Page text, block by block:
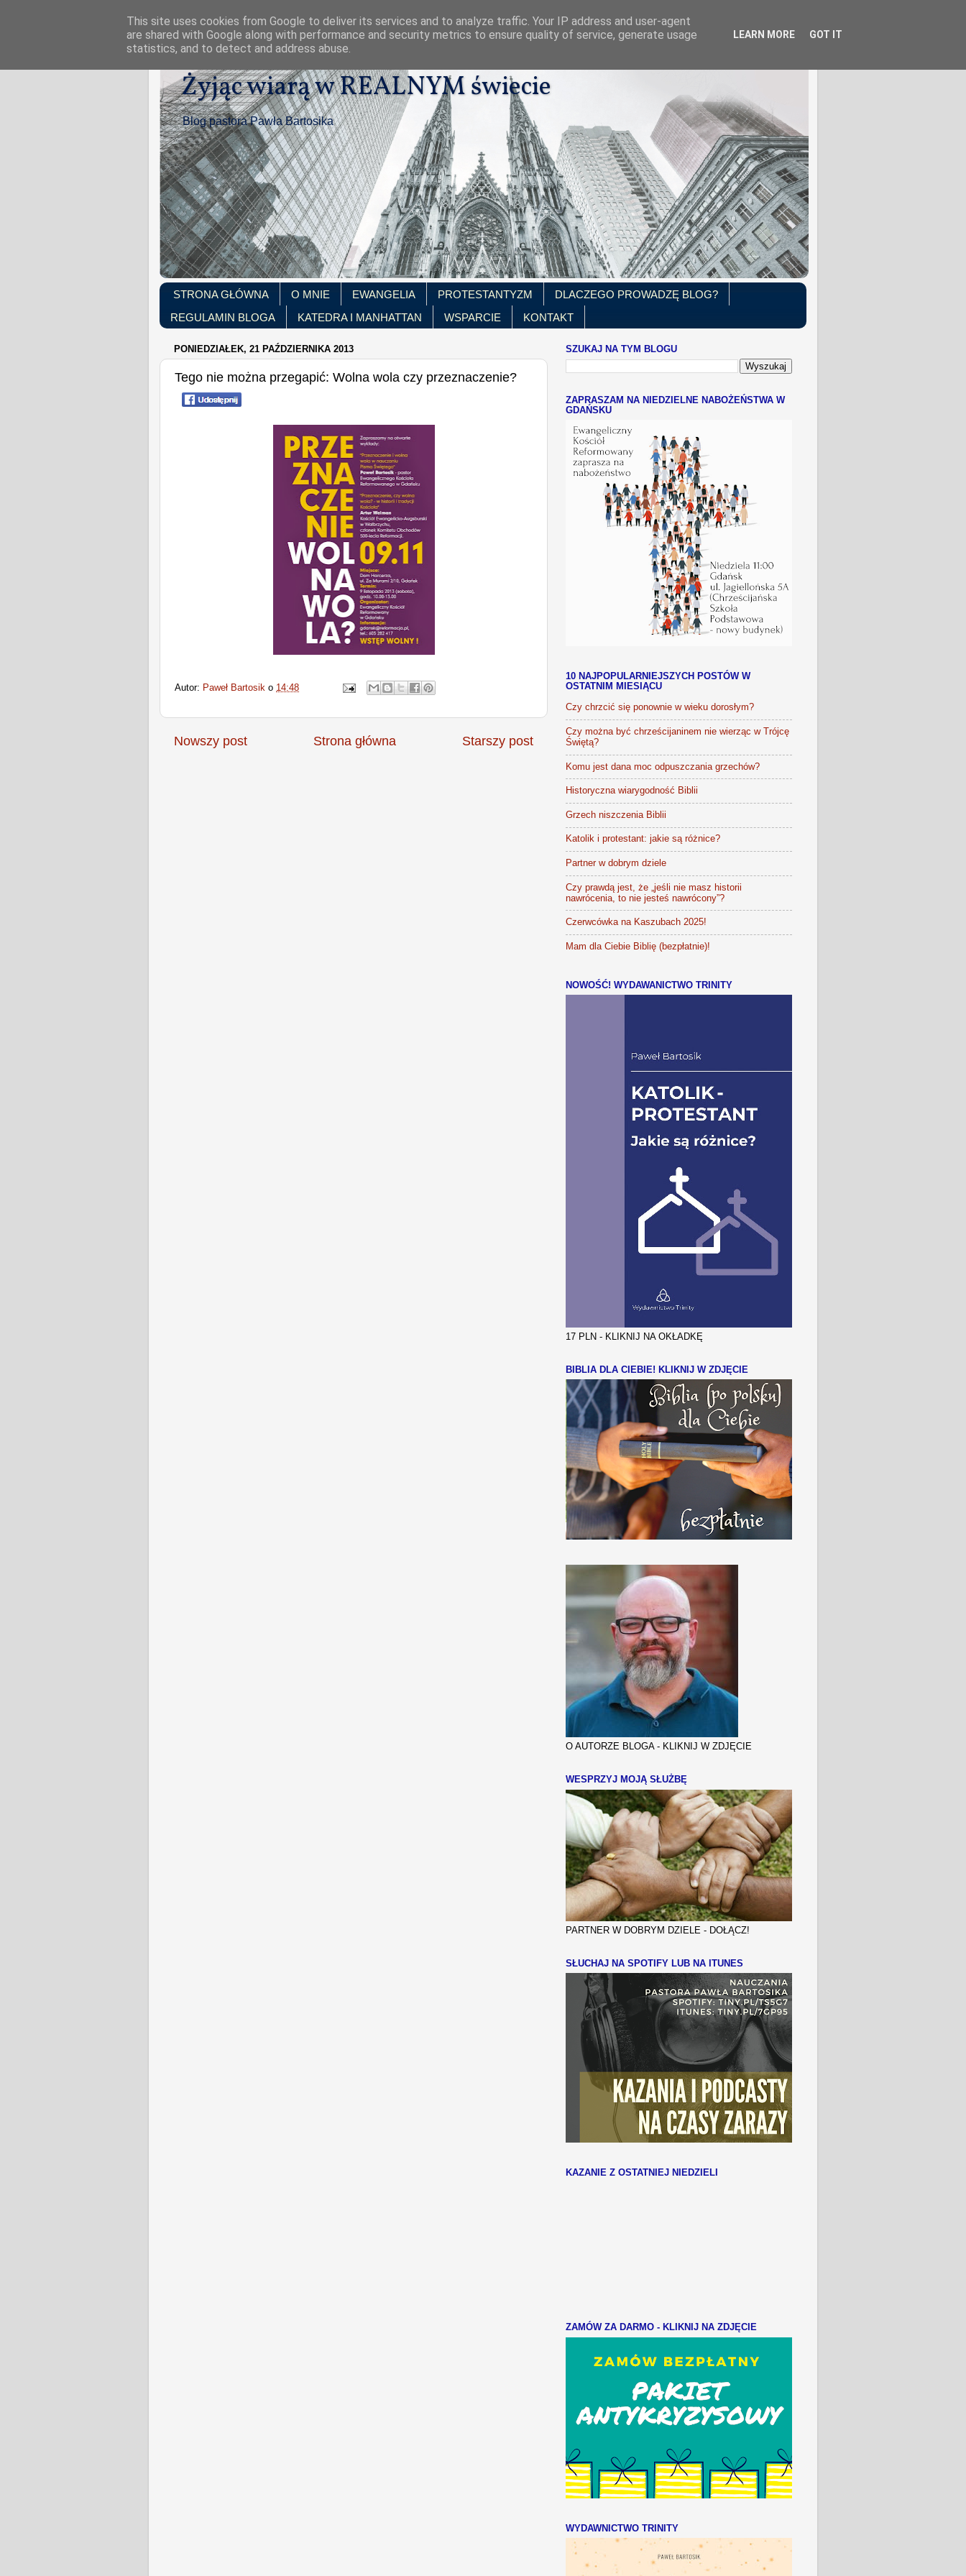
Żyjąc wiarą w REALNYM świecie
Blog pastora Pawła Bartosika
STRONA GŁÓWNA O MNIE EWANGELIA PROTESTANTYZM
DLACZEGO PROWADZĘ BLOG?
REGULAMIN BLOGA
KATEDRA I MANHATTAN WSPARCIE KONTAKT
PONIEDZIAŁEK, 21 PAŹDZIERNIKA 2013
Tego nie można przegapić: Wolna wola czy przeznaczenie?
Autor: Paweł Bartosik o 14:48
Nowszy post Starszy post
Strona główna
SZUKAJ NA TYM BLOGU
ZAPRASZAM NA NIEDZIELNE NABOŻEŃSTWA W
GDAŃSKU
10 NAJPOPULARNIEJSZYCH POSTÓW W
OSTATNIM MIESIĄCU
Czy chrzcić się ponownie w wieku dorosłym?
Czy można być chrześcijaninem nie wierząc w Trójcę
Świętą?
Komu jest dana moc odpuszczania grzechów?
Historyczna wiarygodność Biblii
Grzech niszczenia Biblii
Katolik i protestant: jakie są różnice?
Partner w dobrym dziele
Czy prawdą jest, że „jeśli nie masz historii
nawrócenia, to nie jesteś nawrócony”?
Czerwcówka na Kaszubach 2025!
Mam dla Ciebie Biblię (bezpłatnie)!
NOWOŚĆ! WYDAWANICTWO TRINITY
17 PLN - KLIKNIJ NA OKŁADKĘ
BIBLIA DLA CIEBIE! KLIKNIJ W ZDJĘCIE
O AUTORZE BLOGA - KLIKNIJ W ZDJĘCIE
WESPRZYJ MOJĄ SŁUŻBĘ
PARTNER W DOBRYM DZIELE - DOŁĄCZ!
SŁUCHAJ NA SPOTIFY LUB NA ITUNES
KAZANIE Z OSTATNIEJ NIEDZIELI
ZAMÓW ZA DARMO - KLIKNIJ NA ZDJĘCIE
WYDAWNICTWO TRINITY
This site uses cookies from Google to deliver its services and to analyze traffic. Your IP address and user-agent
are shared with Google along with performance and security metrics to ensure quality of service, generate usage
statistics, and to detect and address abuse.
LEARN MORE GOT IT